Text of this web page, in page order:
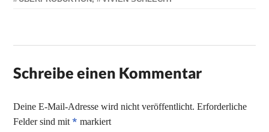
Schreibe einen Kommentar
Deine E-Mail-Adresse wird nicht veröffentlicht. Erforderliche
Felder sind mit* markiert